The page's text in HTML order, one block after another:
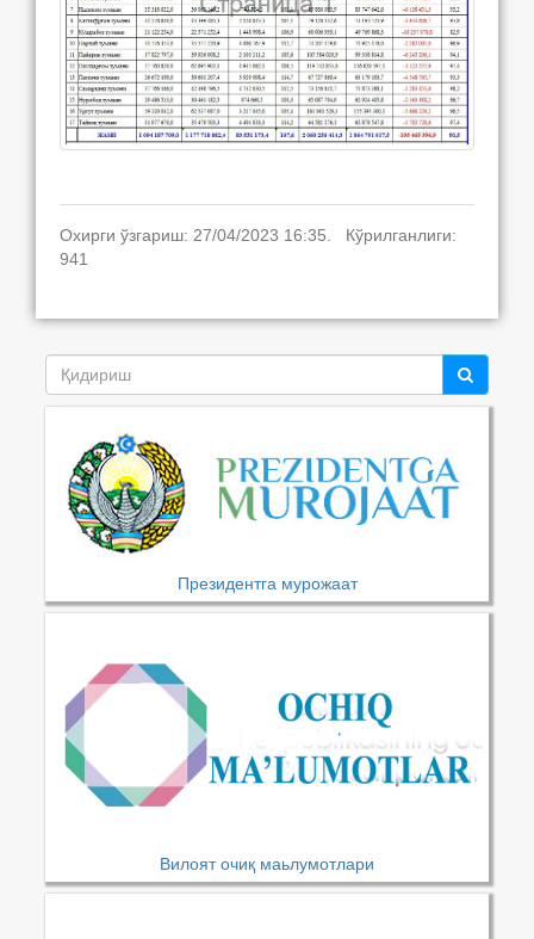
Охирги ўзгариш: 27/04/2023 16:35. Кўрилганлиги:
941
Президентга мурожаат
Вилоят очиқ маьлумотлари